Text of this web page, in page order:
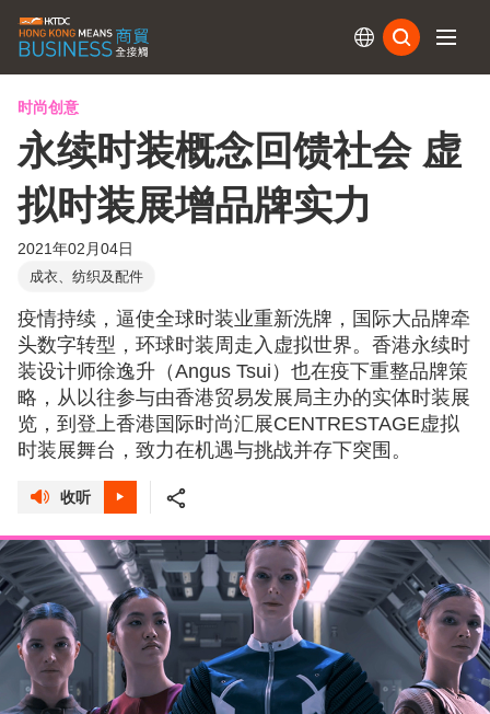
时尚创意
永续时装概念回馈社会 虚
拟时装展增品牌实力
2021年02月04日
成衣、纺织及配件
疫情持续，逼使全球时装业重新洗牌，国际大品牌牵
头数字转型，环球时装周走入虚拟世界。香港永续时
装设计师徐逸升（Angus Tsui）也在疫下重整品牌策
略，从以往参与由香港贸易发展局主办的实体时装展
览，到登上香港国际时尚汇展CENTRESTAGE虚拟
时装展舞台，致力在机遇与挑战并存下突围。
收听